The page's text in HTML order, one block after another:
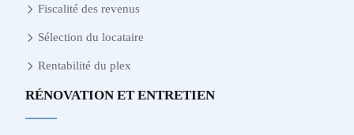
Fiscalité des revenus
Sélection du locataire
Rentabilité du plex
RÉNOVATION ET ENTRETIEN